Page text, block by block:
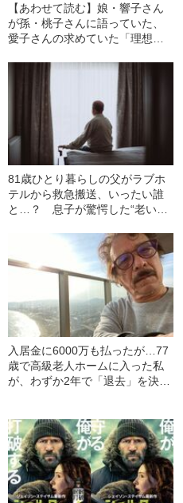
【あわせて読む】娘・響子さん
が孫・桃子さんに語っていた、
愛子さんの求めていた「理想の
81歳ひとり暮らしの父がラブホ
テルから救急搬送、いったい誰
と…？ 息子が驚愕した“老いた
入居金に6000万も払ったが…77
歳で高級老人ホームに入った私
が、わずか2年で「退去」を決意